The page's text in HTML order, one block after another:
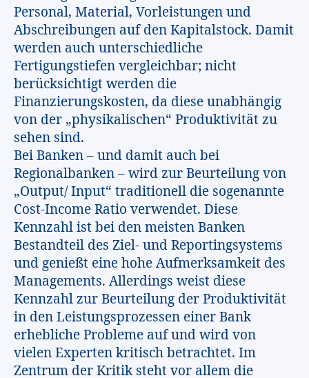
Personal, Material, Vorleistungen und
Abschreibungen auf den Kapitalstock. Damit
werden auch unterschiedliche
Fertigungstiefen vergleichbar; nicht
berücksichtigt werden die
Finanzierungskosten, da diese unabhängig
von der „physikalischen“ Produktivität zu
sehen sind.
Bei Banken – und damit auch bei
Regionalbanken – wird zur Beurteilung von
„Output/ Input“ traditionell die sogenannte
Cost-Income Ratio verwendet. Diese
Kennzahl ist bei den meisten Banken
Bestandteil des Ziel- und Reportingsystems
und genießt eine hohe Aufmerksamkeit des
Managements. Allerdings weist diese
Kennzahl zur Beurteilung der Produktivität
in den Leistungsprozessen einer Bank
erhebliche Probleme auf und wird von
vielen Experten kritisch betrachtet. Im
Zentrum der Kritik steht vor allem die